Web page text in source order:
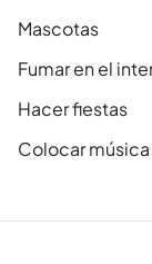
Mascotas
Fumar en el
Hacer fiestas
Colocar